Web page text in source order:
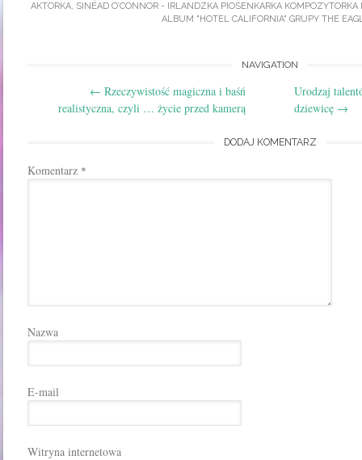
AKTORKA, SINÉAD O’CONNOR - IRLANDZKA PIOSENKARKA
ALBUM "HOTEL CALIFORNIA" GRUPY THE
navigation
NAVIGATION
← Rzeczywistość magiczna i baśń
realistyczna, czyli … życie przed kamerą
Urodzaj
dziewicę →
DODAJ KOMENTARZ
Komentarz *
Nazwa
E-mail
Witryna internetowa